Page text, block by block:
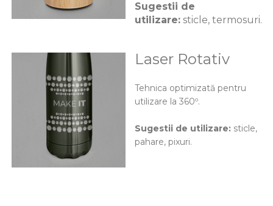
Sugestii de
utilizare:sticle, termosuri.
Laser Rotativ
Tehnica optimizată pentru
utilizare la 360º.
Sugestii de utilizare: sticle,
pahare, pixuri.